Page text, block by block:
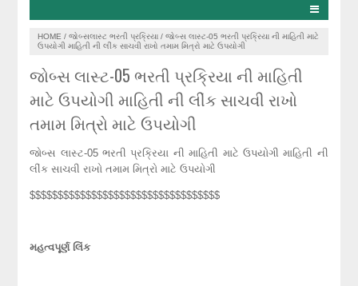
HOME /જોબ્સલાસ્ટ ભરતી પ્રક્રિયા /જોબ્સ લાસ્ટ-05 ભરતી પ્રક્રિયા ની માહિતી માટે
ઉપયોગી માહિતી ની લીંક સાચવી રાખો તમામ મિત્રો માટે ઉપયોગી
જોબ્સ લાસ્ટ-05 ભરતી પ્રક્રિયા ની માહિતી
માટે ઉપયોગી માહિતી ની લીંક સાચવી રાખો
તમામ મિત્રો માટે ઉપયોગી
જોબ્સ લાસ્ટ-05 ભરતી પ્રક્રિયા ની માહિતી માટે ઉપયોગી માહિતી ની
લીંક સાચવી રાખો તમામ મિત્રો માટે ઉપયોગી
$$$$$$$$$$$$$$$$$$$$$$$$$$$$$$$$$$
મહત્વપૂર્ણ લિંક